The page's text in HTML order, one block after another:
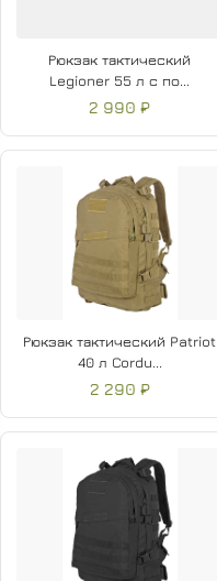
Рюкзак тактический
Legioner 55 л с по...
2 990 ₽
Рюкзак тактический Patriot
40 л Cordu...
2 290 ₽